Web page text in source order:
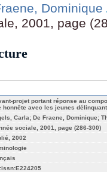
Dominique
2001, page
projet portant réponse au
honnête avec les jeunes
Carla; De Fraene, Dominique;
sociale, 2001, page (286-300)
2002